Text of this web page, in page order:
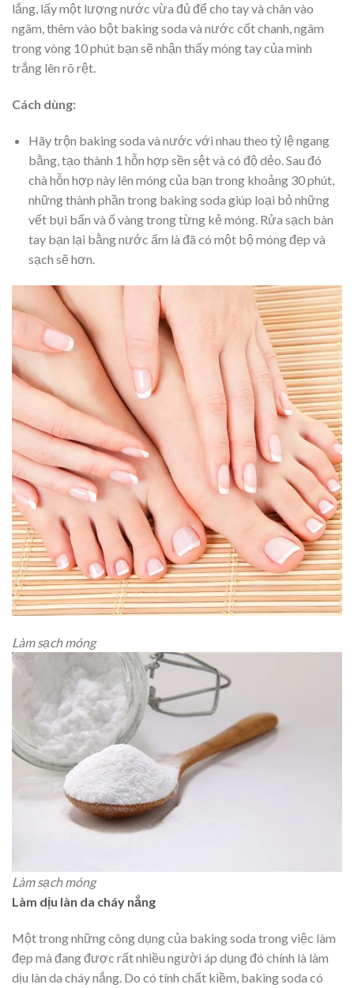
lắng, lấy một lượng nước vừa đủ để cho tay và chân vào
ngâm, thêm vào bột baking soda và nước cốt chanh, ngâm
trong vòng 10 phút bạn sẽ nhận thấy móng tay của mình
trắng lên rõ rệt.
Cách dùng:
Hãy trộn baking soda và nước với nhau theo tỷ lệ ngang
bằng, tạo thành 1 hỗn hợp sền sệt và có độ dẻo. Sau đó
chà hỗn hợp này lên móng của bạn trong khoảng 30 phút,
những thành phần trong baking soda giúp loại bỏ những
vết bụi bẩn và ố vàng trong từng kẻ móng. Rửa sạch bàn
tay bạn lại bằng nước ấm là đã có một bộ móng đẹp và
sạch sẽ hơn.
Làm sạch móng
Làm sạch móng
Làm dịu làn da cháy nắng
Một trong những công dụng của baking soda trong việc làm
đẹp mà đang được rất nhiều người áp dụng đó chính là làm
dịu làn da cháy nắng. Do có tính chất kiềm, baking soda có